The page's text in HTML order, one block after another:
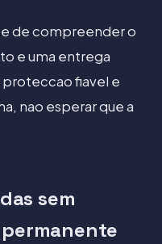
de compreender o
e uma entrega
proteccao fiavel e
nao esperar que a
sem